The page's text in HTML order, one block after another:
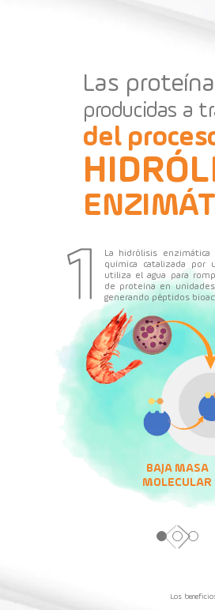
Las
producidas a
del
Los
La hidrólisis enzimática
química catalizada por
utiliza el agua para
de proteína en
generando péptidos
BAJA MASA
MOLECULAR